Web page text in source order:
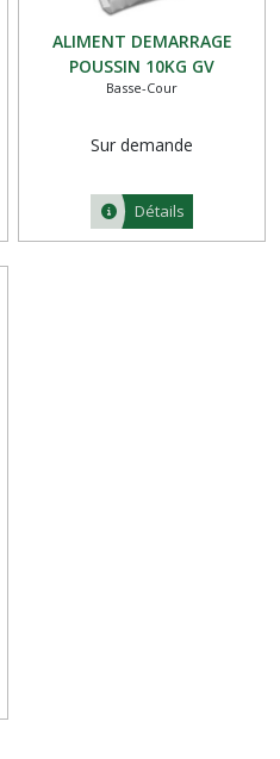
ALIMENT DEMARRAGE
POUSSIN 10KG GV
Basse-Cour
Sur demande
Détails